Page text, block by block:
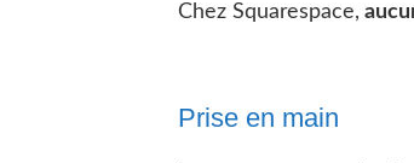
Chez Squarespace,
Prise en main